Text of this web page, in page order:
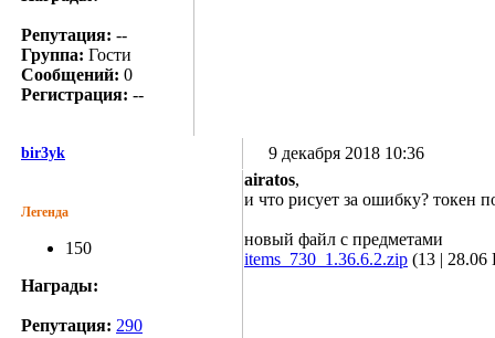
Репутация: --
Группа: Гости
Сообщений: 0
Регистрация: --
bir3yk 9 декабря 2018 10:36
Легенда
150
Награды:
Репутация: 290
airatos,
и что рисует за ошибку? токен
новый файл с предметами
items_730_1.36.6.2.zip (13 | 28.06